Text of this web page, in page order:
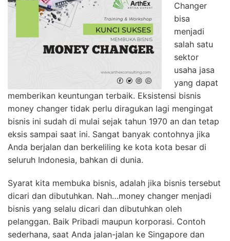
Changer
bisa
menjadi
salah satu
sektor
usaha jasa
yang dapat
memberikan keuntungan terbaik. Eksistensi bisnis
money changer tidak perlu diragukan lagi mengingat
bisnis ini sudah di mulai sejak tahun 1970 an dan tetap
eksis sampai saat ini. Sangat banyak contohnya jika
Anda berjalan dan berkeliling ke kota kota besar di
seluruh Indonesia, bahkan di dunia.
Syarat kita membuka bisnis, adalah jika bisnis tersebut
dicari dan dibutuhkan. Nah…money changer menjadi
bisnis yang selalu dicari dan dibutuhkan oleh
pelanggan. Baik Pribadi maupun korporasi. Contoh
sederhana, saat Anda jalan-jalan ke Singapore dan